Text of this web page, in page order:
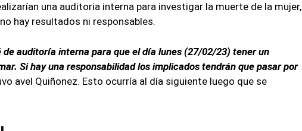
una auditoria interna para investigar la muerte de la mujer,
hay resultados ni responsables.
auditoría interna para que el día lunes (27/02/23) tener un
Si hay una responsabilidad los implicados tendrán que pasar por
avel Quiñonez. Esto ocurría al día siguiente luego que se